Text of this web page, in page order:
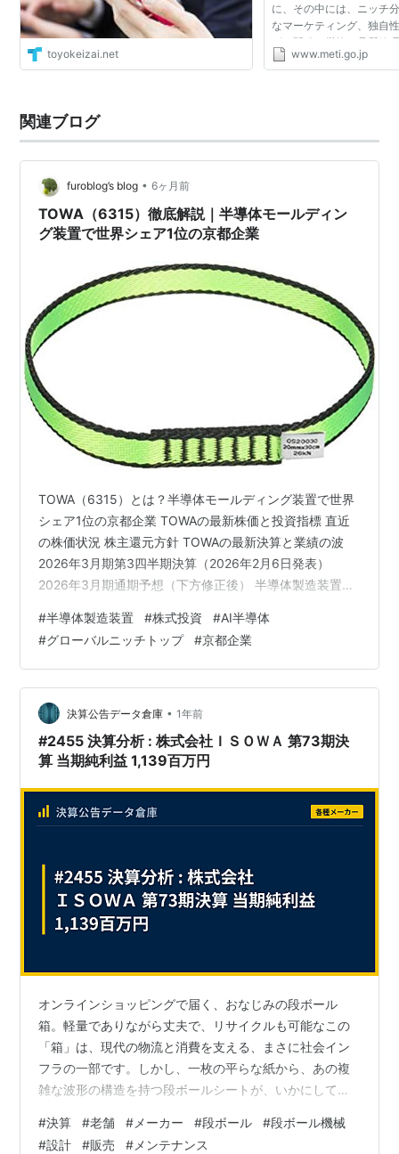
toyokeizai.net
に、その中には、ニッチ
なマーケティング、独自
ビス開発、厳格な品質管
を行い、グローバル市場
www.meti.go.jp
関連ブログ
furoblog’s blog • 6ヶ月前
TOWA（6315）徹底解説｜半導体モールディン
グ装置で世界シェア1位の京都企業
TOWA（6315）とは？半導体モールディング装置で世界
シェア1位の京都企業 TOWAの最新株価と投資指標 直近
の株価状況 株主還元方針 TOWAの最新決算と業績の波
2026年3月期第3四半期決算（2026年2月6日発表）
2026年3月期通期予想（下方修正後） 半導体製造装置業
社比較（時価総額順・半導体製造装置メーカー） TOWA
への投資シナリオ 短期シナリオ（3〜6ヶ月） 中期シナ
リオ（6ヶ月〜1年） 長期シナリオ（1年〜3年） 割安と
考えられる株価水準 TOWAはどんな投資家に向いている
か 向いている投資スタイル 向いていない可能…
#半導体製造装置 #株式投資 #AI半導体
#グローバルニッチトップ #京都企業
決算公告データ倉庫 • 1年前
#2455 決算分析 : 株式会社ＩＳＯＷＡ 第73期決
算 当期純利益 1,139百万円
オンラインショッピングで届く、おなじみの段ボール
箱。軽量でありながら丈夫で、リサイクルも可能なこの
「箱」は、現代の物流と消費を支える、まさに社会イン
フラの一部です。しかし、一枚の平らな紙から、あの複
雑な波形の構造を持つ段ボールシートが、いかにして生
答えは、巨大で精密な「段ボール製造機械」にありま
#決算 #老舗 # メーカー #段ボール #段ボール機械
#設計 #販売 # メンテナンス